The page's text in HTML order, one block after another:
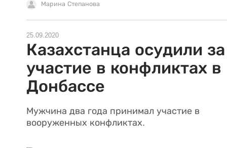
Марина Степанова
25.09.2020
Казахстанца осудили за
участие в конфликтах в
Донбассе
Мужчина два года принимал участие в
вооруженных конфликтах.